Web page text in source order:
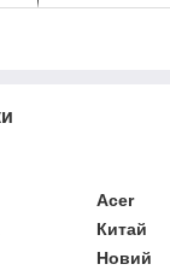
Acer
Китай
Новий